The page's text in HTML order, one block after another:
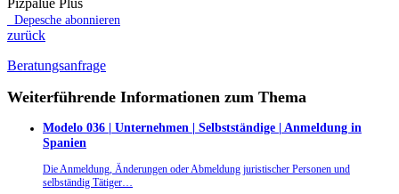
Depesche abonnieren
zurück
Beratungsanfrage
Weiterführende Informationen zum Thema
Modelo 036 | Unternehmen | Selbstständige | Anmeldung in
Spanien
Die Anmeldung, Änderungen oder Abmeldung juristischer Personen und
selbständig Tätiger…